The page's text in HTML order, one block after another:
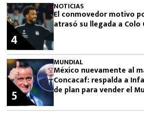
NOTICIAS
El conmovedor motivo
atrasó su llegada a Colo
4
MUNDIAL
México nuevamente al
Concacaf: respalda a
de plan para vender el
5